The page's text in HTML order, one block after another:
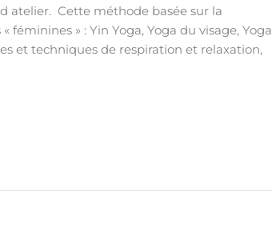
atelier. Cette méthode basée sur la
» : Yin Yoga, Yoga du visage, Yoga
et techniques de respiration et relaxation,